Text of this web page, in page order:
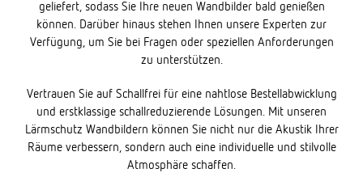
geliefert, sodass Sie Ihre neuen Wandbilder bald genießen
können. Darüber hinaus stehen Ihnen unsere Experten zur
Verfügung, um Sie bei Fragen oder speziellen Anforderungen
zu unterstützen.
Vertrauen Sie auf Schallfrei für eine nahtlose Bestellabwicklung
und erstklassige schallreduzierende Lösungen. Mit unseren
Lärmschutz Wandbildern können Sie nicht nur die Akustik Ihrer
Räume verbessern, sondern auch eine individuelle und stilvolle
Atmosphäre schaffen.